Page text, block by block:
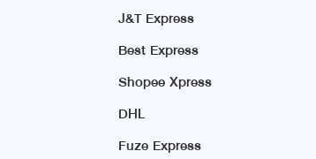
J&T Express
Best Express
Shopee Xpress
DHL
Fuze Express